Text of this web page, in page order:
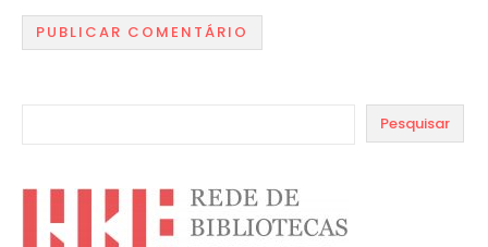
Pesquisar